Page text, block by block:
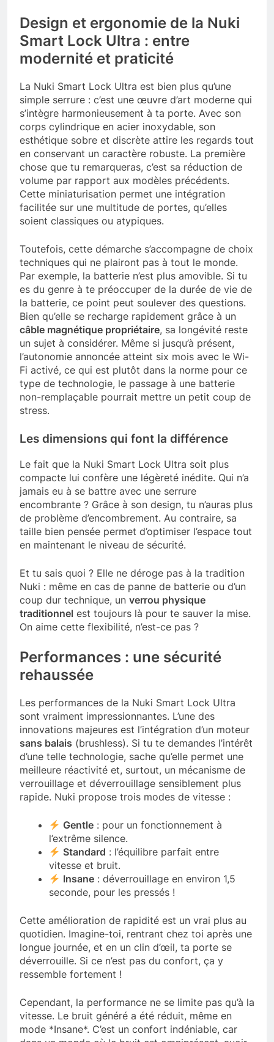
Design et ergonomie de la Nuki
Smart Lock Ultra : entre
modernité et praticité
La Nuki Smart Lock Ultra est bien plus qu’une
simple serrure : c’est une œuvre d’art moderne qui
s’intègre harmonieusement à ta porte. Avec son
corps cylindrique en acier inoxydable, son
esthétique sobre et discrète attire les regards tout
en conservant un caractère robuste. La première
chose que tu remarqueras, c’est sa réduction de
volume par rapport aux modèles précédents.
Cette miniaturisation permet une intégration
facilitée sur une multitude de portes, qu’elles
soient classiques ou atypiques.
Toutefois, cette démarche s’accompagne de choix
techniques qui ne plairont pas à tout le monde.
Par exemple, la batterie n’est plus amovible. Si tu
es du genre à te préoccuper de la durée de vie de
la batterie, ce point peut soulever des questions.
Bien qu’elle se recharge rapidement grâce à un
câble magnétique propriétaire, sa longévité reste
un sujet à considérer. Même si jusqu’à présent,
l’autonomie annoncée atteint six mois avec le Wi-
Fi activé, ce qui est plutôt dans la norme pour ce
type de technologie, le passage à une batterie
non-remplaçable pourrait mettre un petit coup de
stress.
Les dimensions qui font la différence
Le fait que la Nuki Smart Lock Ultra soit plus
compacte lui confère une légèreté inédite. Qui n’a
jamais eu à se battre avec une serrure
encombrante ? Grâce à son design, tu n’auras plus
de problème d’encombrement. Au contraire, sa
taille bien pensée permet d’optimiser l’espace tout
en maintenant le niveau de sécurité.
Et tu sais quoi ? Elle ne déroge pas à la tradition
Nuki : même en cas de panne de batterie ou d’un
coup dur technique, un verrou physique
traditionnel est toujours là pour te sauver la mise.
On aime cette flexibilité, n’est-ce pas ?
Performances : une sécurité
rehaussée
Les performances de la Nuki Smart Lock Ultra
sont vraiment impressionnantes. L’une des
innovations majeures est l’intégration d’un moteur
sans balais (brushless). Si tu te demandes l’intérêt
d’une telle technologie, sache qu’elle permet une
meilleure réactivité et, surtout, un mécanisme de
verrouillage et déverrouillage sensiblement plus
rapide. Nuki propose trois modes de vitesse :
Gentle : pour un fonctionnement à
l’extrême silence.
Standard : l’équilibre parfait entre
vitesse et bruit.
Insane : déverrouillage en environ 1,5
seconde, pour les pressés !
Cette amélioration de rapidité est un vrai plus au
quotidien. Imagine-toi, rentrant chez toi après une
longue journée, et en un clin d’œil, ta porte se
déverrouille. Si ce n’est pas du confort, ça y
ressemble fortement !
Cependant, la performance ne se limite pas qu’à la
vitesse. Le bruit généré a été réduit, même en
mode *Insane*. C’est un confort indéniable, car